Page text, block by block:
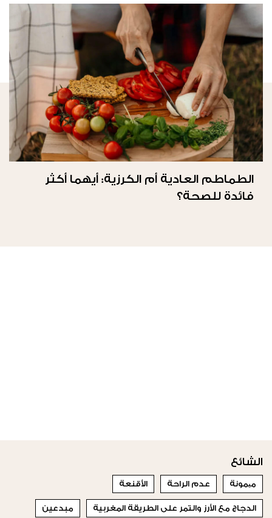
الطماطم العادية أم الكرزية: أيهما أكثر
فائدة للصحة؟
الشائع
میمونة عدم الراحة الأقنعة
الدجاج مع الأرز والتمر على الطريقة المغربية مبدعين